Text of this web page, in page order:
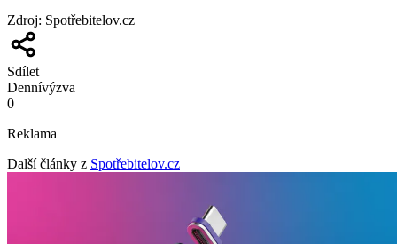
Zdroj: Spotřebitelov.cz
Sdílet
Dennívýzva
0
Reklama
Další články z Spotřebitelov.cz